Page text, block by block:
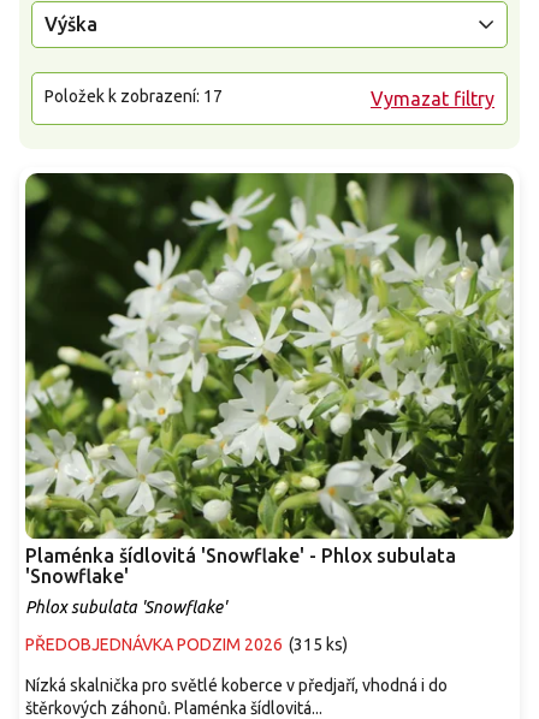
Výška
Vymazat filtry
Položek k zobrazení: 17
Plaménka šídlovitá 'Snowflake' - Phlox subulata
'Snowflake'
Phlox subulata 'Snowflake'
PŘEDOBJEDNÁVKA PODZIM 2026 (315 ks)
Nízká skalnička pro světlé koberce v předjaří, vhodná i do
štěrkových záhonů. Plaménka šídlovitá...